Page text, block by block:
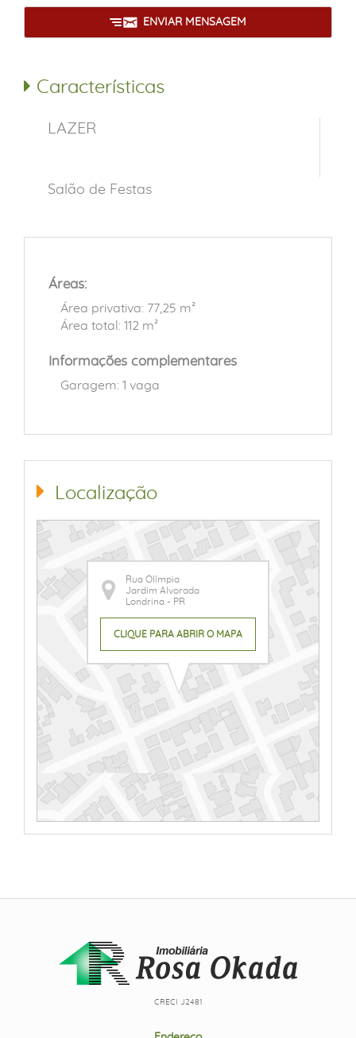
ENVIAR MENSAGEM
Características
LAZER
Salão de Festas
Áreas:
Área privativa: 77,25 m²
Área total: 112 m²
Informações complementares
Garagem: 1 vaga
Localização
Rua Olímpia
Jardim Alvorada
Londrina - PR
CLIQUE PARA ABRIR O MAPA
CRECI J2481